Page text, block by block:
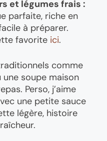
et légumes frais :
parfaite, riche en
à préparer.
favorite ici.
comme
soupe maison
Perso, j’aime
une petite sauce
légère, histoire